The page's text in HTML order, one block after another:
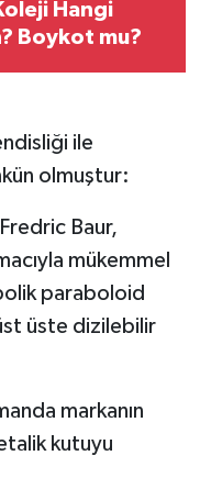
Hangi
Boykot mu?
ile
olmuştur:
Baur,
mükemmel
paraboloid
üste dizilebilir
markanın
kutuyu